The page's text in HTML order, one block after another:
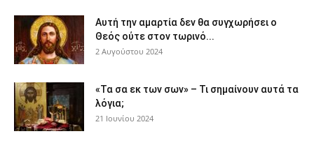
Αυτή την αμαρτία δεν θα συγχωρήσει ο
Θεός ούτε στον τωρινό...
2 Αυγούστου 2024
«Τα σα εκ των σων» – Τι σημαίνουν αυτά τα
λόγια;
21 Ιουνίου 2024